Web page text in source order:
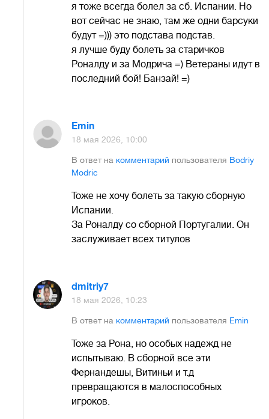
я тоже всегда болел за сб. Испании. Но
вот сейчас не знаю, там же одни барсуки
будут =))) это подстава подстав.
я лучше буду болеть за старичков
Роналду и за Модрича =) Ветераны идут в
последний бой! Банзай! =)
Emin
18 мая 2026, 10:00
В ответ на комментарий пользователя Bodriy
Modric
Тоже не хочу болеть за такую сборную
Испании.
За Роналду со сборной Португалии. Он
заслуживает всех титулов
dmitriy7
18 мая 2026, 10:23
В ответ на комментарий пользователя Emin
Тоже за Рона, но особых надежд не
испытываю. В сборной все эти
Фернандешы, Витиньи и т.д
превращаются в малоспособных
игроков.